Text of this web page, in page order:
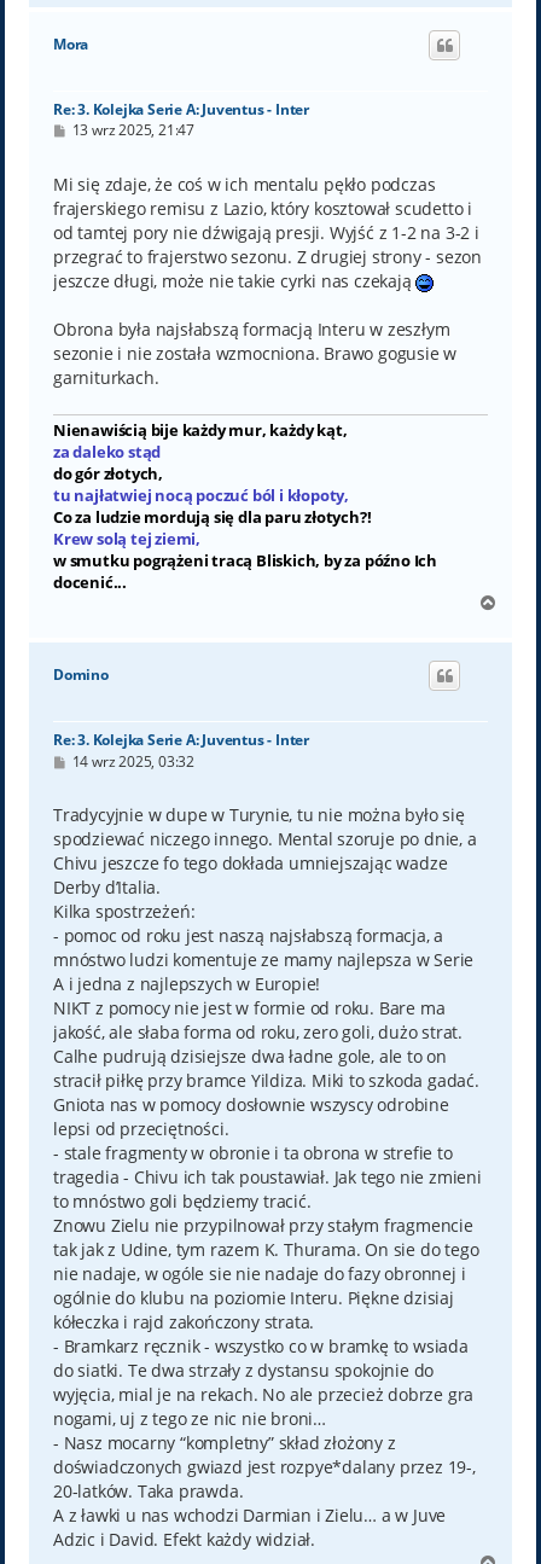
g
Mora
Re: 3. Kolejka Serie A: Juventus - Inter
P
t
13 wrz 2025, 21:47
Mi się zdaje, że coś w ich mentalu pękło podczas
frajerskiego remisu z Lazio, który kosztował scudetto i
od tamtej pory nie dźwigają presji. Wyjść z 1-2 na 3-2 i
przegrać to frajerstwo sezonu. Z drugiej strony - sezon
jeszcze długi, może nie takie cyrki nas czekają
Obrona była najsłabszą formacją Interu w zeszłym
sezonie i nie została wzmocniona. Brawo gogusie w
garniturkach.
Nienawiścią bije każdy mur, każdy kąt,
za daleko stąd
do gór złotych,
tu najłatwiej nocą poczuć ból i kłopoty,
Co za ludzie mordują się dla paru złotych?!
Krew solą tej ziemi,
w smutku pogrążeni tracą Bliskich, by za późno Ich
docenić...
g
Domino
Re: 3. Kolejka Serie A: Juventus - Inter
P
t
14 wrz 2025, 03:32
Tradycyjnie w dupe w Turynie, tu nie można było się
spodziewać niczego innego. Mental szoruje po dnie, a
Chivu jeszcze fo tego dokłada umniejszając wadze
Derby d’Italia.
Kilka spostrzeżeń:
- pomoc od roku jest naszą najsłabszą formacja, a
mnóstwo ludzi komentuje ze mamy najlepsza w Serie
A i jedna z najlepszych w Europie!
NIKT z pomocy nie jest w formie od roku. Bare ma
jakość, ale słaba forma od roku, zero goli, dużo strat.
Calhe pudrują dzisiejsze dwa ładne gole, ale to on
stracił piłkę przy bramce Yildiza. Miki to szkoda gadać.
Gniota nas w pomocy dosłownie wszyscy odrobine
lepsi od przeciętności.
- stale fragmenty w obronie i ta obrona w strefie to
tragedia - Chivu ich tak poustawiał. Jak tego nie zmieni
to mnóstwo goli będziemy tracić.
Znowu Zielu nie przypilnował przy stałym fragmencie
tak jak z Udine, tym razem K. Thurama. On sie do tego
nie nadaje, w ogóle sie nie nadaje do fazy obronnej i
ogólnie do klubu na poziomie Interu. Piękne dzisiaj
kółeczka i rajd zakończony strata.
- Bramkarz ręcznik - wszystko co w bramkę to wsiada
do siatki. Te dwa strzały z dystansu spokojnie do
wyjęcia, mial je na rekach. No ale przecież dobrze gra
nogami, uj z tego ze nic nie broni…
- Nasz mocarny “kompletny” skład złożony z
doświadczonych gwiazd jest rozpye*dalany przez 19-,
20-latków. Taka prawda.
A z ławki u nas wchodzi Darmian i Zielu… a w Juve
Adzic i David. Efekt każdy widział.